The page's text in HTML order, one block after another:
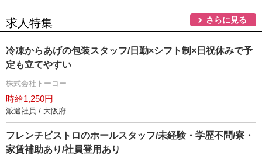
求人特集 さらに見る
冷凍からあげの包装スタッフ/日勤×シフト制×日祝休みで予
定も立てやすい
株式会社トーコー
時給1,250円
派遣社員 / 大阪府
フレンチビストロのホールスタッフ/未経験・学歴不問/寮・
家賃補助あり/社員登用あり